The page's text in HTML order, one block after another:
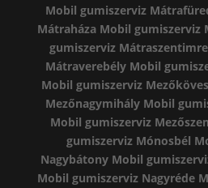
Mobil gumiszerviz
Mátraháza Mobil gumiszerviz
gumiszerviz Mátraszentimre
Mátraverebély Mobil
Mobil gumiszerviz
Mezőnagymihály Mobil
Mobil gumiszerviz
gumiszerviz Mónosbél
Nagybátony Mobil
Mobil gumiszerviz Nagyréde